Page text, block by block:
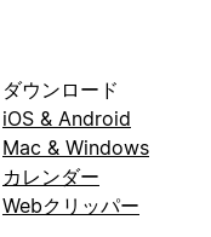
ダウンロード
iOS & Android
Mac & Windows
カレンダー
Webクリッパー